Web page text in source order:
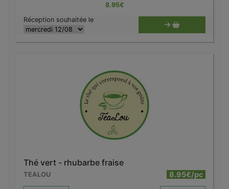
8.95€
Réception souhaitée le
Thé vert - rhubarbe fraise
TEALOU 8.95€/pc